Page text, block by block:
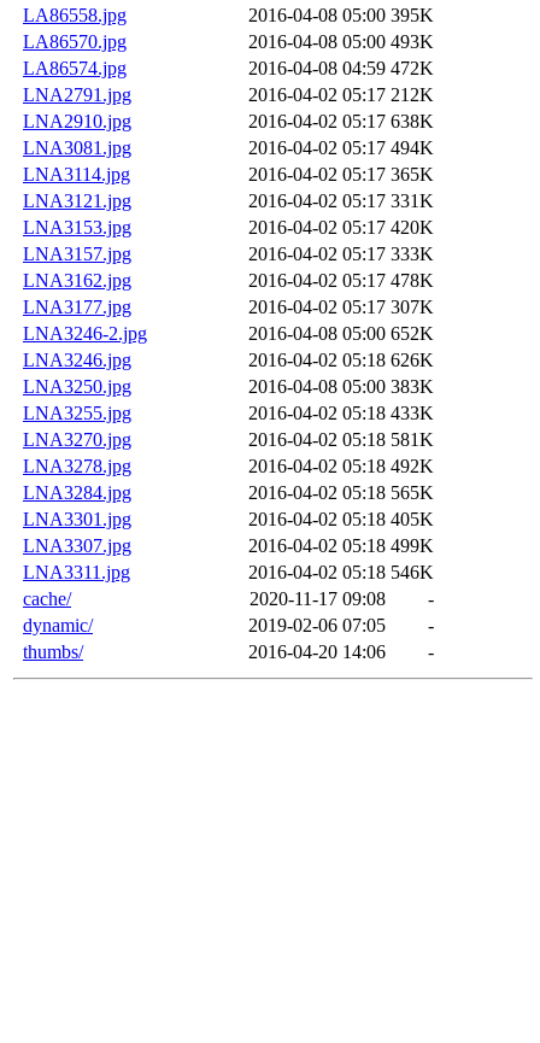
LA86558.jpg
2016-04-08 05:00 395K
LA86570.jpg
2016-04-08 05:00 493K
LA86574.jpg
2016-04-08 04:59 472K
LNA2791.jpg
2016-04-02 05:17 212K
LNA2910.jpg
2016-04-02 05:17 638K
LNA3081.jpg
2016-04-02 05:17 494K
LNA3114.jpg
2016-04-02 05:17 365K
LNA3121.jpg
2016-04-02 05:17 331K
LNA3153.jpg
2016-04-02 05:17 420K
LNA3157.jpg
2016-04-02 05:17 333K
LNA3162.jpg
2016-04-02 05:17 478K
LNA3177.jpg
2016-04-02 05:17 307K
LNA3246-2.jpg
2016-04-08 05:00 652K
LNA3246.jpg
2016-04-02 05:18 626K
LNA3250.jpg
2016-04-08 05:00 383K
LNA3255.jpg
2016-04-02 05:18 433K
LNA3270.jpg
2016-04-02 05:18 581K
LNA3278.jpg
2016-04-02 05:18 492K
LNA3284.jpg
2016-04-02 05:18 565K
LNA3301.jpg
2016-04-02 05:18 405K
LNA3307.jpg
2016-04-02 05:18 499K
LNA3311.jpg
2016-04-02 05:18 546K
cache/
2020-11-17 09:08
-
dynamic/
2019-02-06 07:05
-
thumbs/
2016-04-20 14:06 -